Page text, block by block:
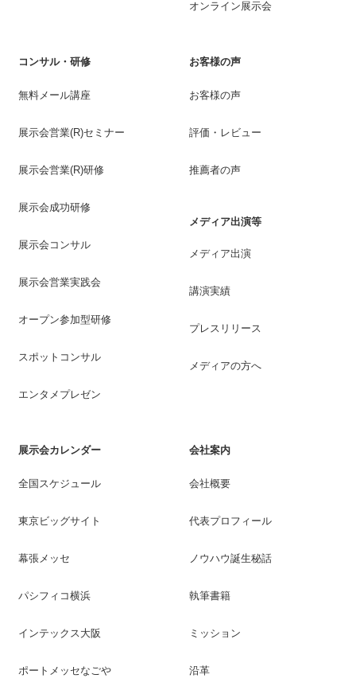
オンライン展示会
コンサル・研修
無料メール講座
展示会営業(R)セミナー
展示会営業(R)研修
展示会成功研修
展示会コンサル
展示会営業実践会
オープン参加型研修
スポットコンサル
エンタメプレゼン
お客様の声
お客様の声
評価・レビュー
推薦者の声
メディア出演等
メディア出演
講演実績
プレスリリース
メディアの方へ
展示会カレンダー
全国スケジュール
東京ビッグサイト
幕張メッセ
パシフィコ横浜
インテックス大阪
ポートメッセなごや
会社案内
会社概要
代表プロフィール
ノウハウ誕生秘話
執筆書籍
ミッション
沿革